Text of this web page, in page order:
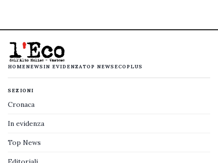
HOMENEWS IN EVIDENZATOP NEWS ECOPLUS
SEZIONI
Cronaca
In evidenza
Top News